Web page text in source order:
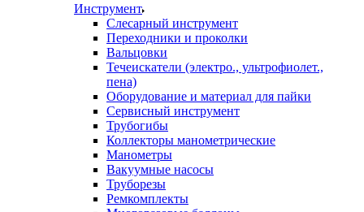
Инструмент
Слесарный инструмент
Переходники и проколки
Вальцовки
Течеискатели (электро., ультрофиолет.,
пена)
Оборудование и материал для пайки
Сервисный инструмент
Трубогибы
Коллекторы манометрические
Манометры
Вакуумные насосы
Труборезы
Ремкомплекты